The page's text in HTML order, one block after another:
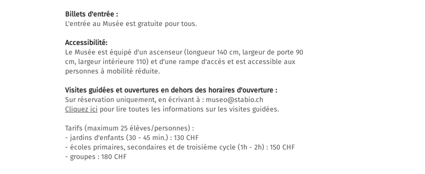
Billets d'entrée :
L'entrée au Musée est gratuite pour tous.
Accessibilité:
Le Musée est équipé d'un ascenseur (longueur 140 cm, largeur de porte 90
cm, largeur intérieure 110) et d'une rampe d'accès et est accessible aux
personnes à mobilité réduite.
Visites guidées et ouvertures en dehors des horaires d'ouverture :
Sur réservation uniquement, en écrivant à : museo@stabio.ch
Cliquez ici pour lire toutes les informations sur les visites guidées.
Tarifs (maximum 25 élèves/personnes) :
- jardins d'enfants (30 - 45 min.) : 130 CHF
- écoles primaires, secondaires et de troisième cycle (1h - 2h) : 150 CHF
- groupes : 180 CHF